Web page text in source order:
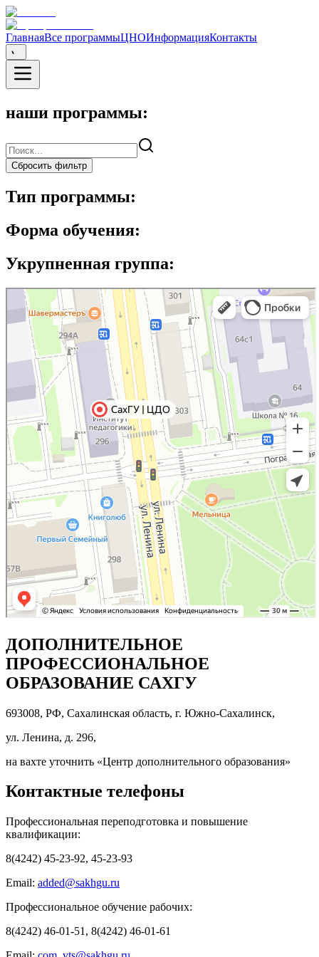
ГлавнаяВсе программыЦНОИнформацияКонтакты
наши программы:
Сбросить фильтр
Тип программы:
Форма обучения:
Укрупненная группа:
ДОПОЛНИТЕЛЬНОЕ
ПРОФЕССИОНАЛЬНОЕ
ОБРАЗОВАНИЕ САХГУ
693008, РФ, Сахалинская область, г. Южно-Сахалинск,
ул. Ленина, д. 296,
на вахте уточнить «Центр дополнительного образования»
Контактные телефоны
Профессиональная переподготовка и повышение
квалификации:
8(4242) 45-23-92, 45-23-93
Email: added@sakhgu.ru
Профессиональное обучение рабочих:
8(4242) 46-01-51, 8(4242) 46-01-61